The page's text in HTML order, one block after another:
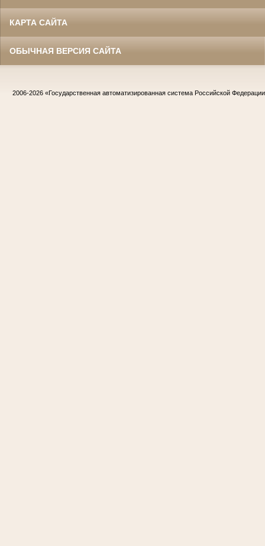
КАРТА САЙТА
ОБЫЧНАЯ ВЕРСИЯ САЙТА
2006-2026 «Государственная автоматизированная система Российской